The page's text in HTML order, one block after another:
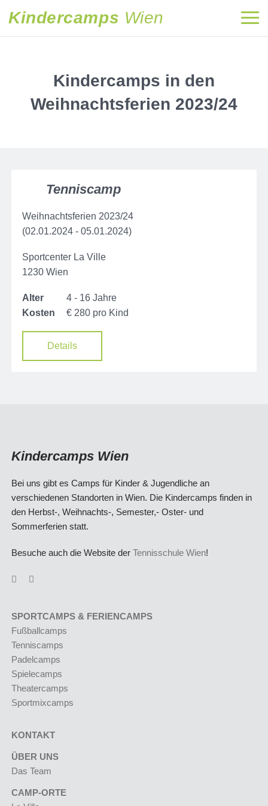
Kindercamps Wien
Kindercamps in den
Weihnachtsferien 2023/24
Tenniscamp
Weihnachtsferien 2023/24
(02.01.2024 - 05.01.2024)
Sportcenter La Ville
1230 Wien
Alter
4 - 16 Jahre
Kosten
€ 280 pro Kind
Details
Kindercamps Wien
Bei uns gibt es Camps für Kinder & Jugendliche an
verschiedenen Standorten in Wien. Die Kindercamps finden in
den Herbst-, Weihnachts-, Semester,- Oster- und
Sommerferien statt.
Besuche auch die Website der Tennisschule Wien!
SPORTCAMPS & FERIENCAMPS
Fußballcamps
Tenniscamps
Padelcamps
Spielecamps
Theatercamps
Sportmixcamps
KONTAKT
ÜBER UNS
Das Team
CAMP-ORTE